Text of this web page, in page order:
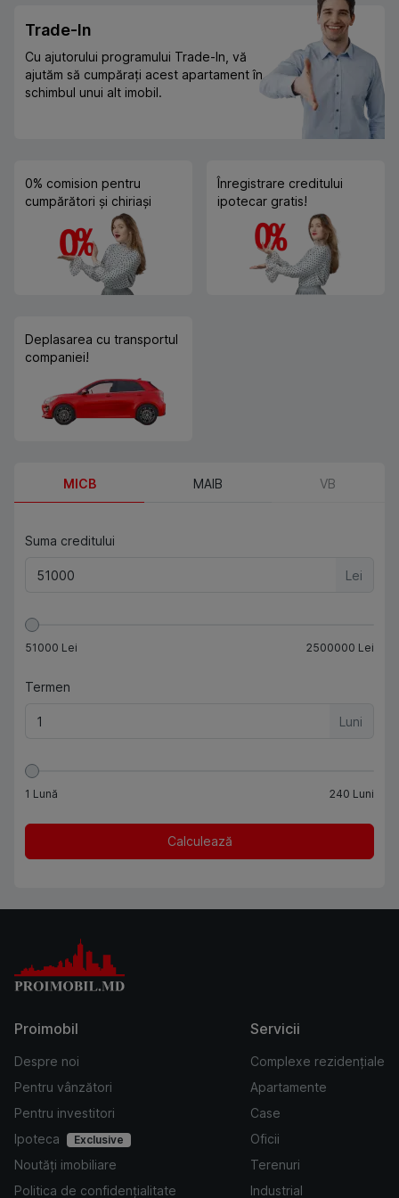
Trade-In
Cu ajutorului programului Trade-In, vă
ajutăm să cumpărați acest apartament în
schimbul unui alt imobil.
0% comision pentru
cumpărători și chiriași
Înregistrare creditului
ipotecar gratis!
Deplasarea cu transportul
companiei!
MICB MAIB VB
Suma creditului
Lei
51000 Lei 2500000 Lei
Termen
Luni
1 Lună 240 Luni
Calculează
Proimobil
Despre noi
Pentru vânzători
Pentru investitori
Ipoteca
Exclusive
Noutăți imobiliare
Politica de confidențialitate
Servicii
Complexe rezidențiale
Apartamente
Case
Oficii
Terenuri
Industrial